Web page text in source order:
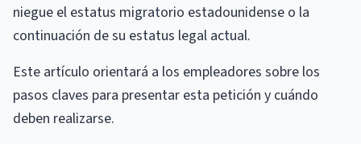
niegue el estatus migratorio estadounidense o la
continuación de su estatus legal actual.
Este artículo orientará a los empleadores sobre los
pasos claves para presentar esta petición y cuándo
deben realizarse.